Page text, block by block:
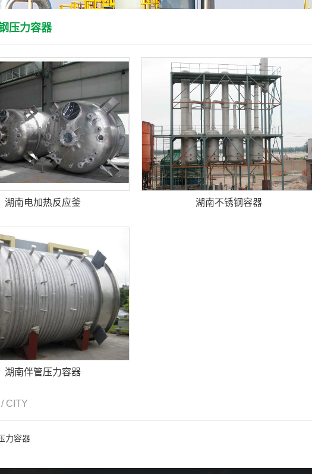
压力容器
湖南电加热反应釜 湖南不锈钢容器
湖南伴管压力容器
/ CITY
力容器